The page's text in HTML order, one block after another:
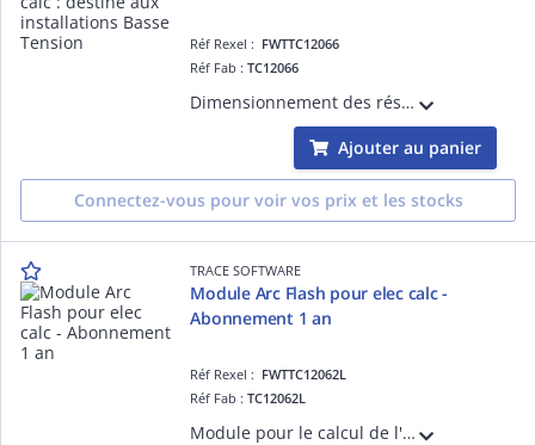
Réf Rexel : FWTTC12066
Réf Fab :TC12066
Dimensionnement des réseaux d'auxiliaires (contrôle commande), distribution de prises et/ou éclairages, ..Destiné aux installations basse tension ne relevant d'aucune norme spécifique jusqu'à 1500V.
Ajouter au panier
Connectez-vous pour voir vos prix et les stocks
TRACE SOFTWARE
Module Arc Flash pour elec calc -
Abonnement 1 an
Réf Rexel : FWTTC12062L
Réf Fab :TC12062L
Module pour le calcul de l'énergie incidente maximale à la distance de travail, la distance de protection pour l'énergie maximale admissible, la classe des gants (EPI) à utiliser pour prévenir le risque de choc électrique (normes CEI 60903